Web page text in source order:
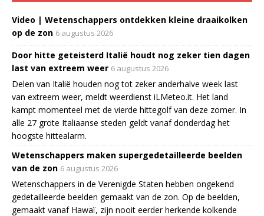
Video | Wetenschappers ontdekken kleine draaikolken
op de zon 6 augustus 2026
Door hitte geteisterd Italië houdt nog zeker tien dagen
last van extreem weer 6 augustus 2026
Delen van Italië houden nog tot zeker anderhalve week last
van extreem weer, meldt weerdienst iLMeteo.it. Het land
kampt momenteel met de vierde hittegolf van deze zomer. In
alle 27 grote Italiaanse steden geldt vanaf donderdag het
hoogste hittealarm.
Wetenschappers maken supergedetailleerde beelden
van de zon 6 augustus 2026
Wetenschappers in de Verenigde Staten hebben ongekend
gedetailleerde beelden gemaakt van de zon. Op de beelden,
gemaakt vanaf Hawaï, zijn nooit eerder herkende kolkende